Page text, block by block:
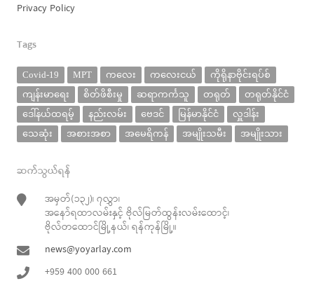
Privacy Policy
Tags
Covid-19 MPT ကလေး ကလေးငယ်
ကိုရိုနာဗိုင်းရပ်စ်
ကျန်းမာရေး
စိတ်ဖိစီးမှု ဆရာကင်္ကသူ တရုတ်
တရုတ်နိုင်ငံ
ဒေါ်နယ်ထရမ့်
နည်းလမ်း ဗေဒင် မြန်မာနိုင်ငံ
လှူဒါန်း
သေဆုံး
အစားအစာ အမေရိကန် အမျိုးသမီး အမျိုးသား
ဆက်သွယ်ရန်
အမှတ်(၁၃၂)၊ ၇လွှာ၊
အနော်ရထာလမ်းနှင့် ဗိုလ်မြတ်ထွန်းလမ်းထောင့်၊
ဗိုလ်တထောင်မြို့နယ်၊ ရန်ကုန်မြို့။
news@yoyarlay.com
+959 400 000 661